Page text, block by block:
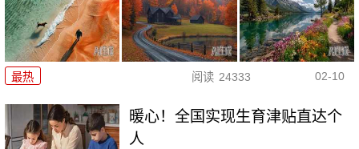
最热 阅读 24333 02-10
暖心！全国实现生育津贴直达个
人